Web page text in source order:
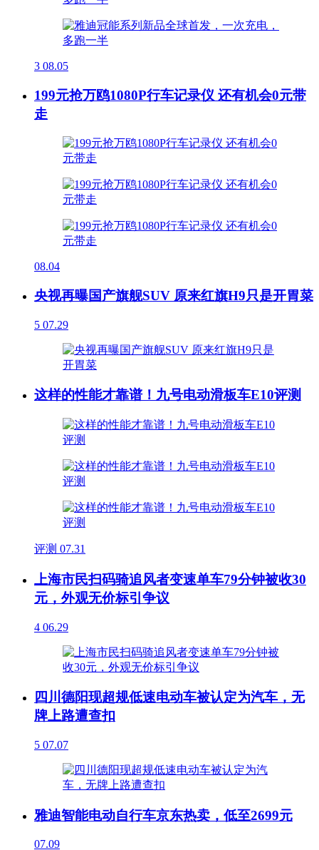
3 08.05
199元抢万鸥1080P行车记录仪 还有机会0元带
走
08.04
央视再曝国产旗舰SUV 原来红旗H9只是开胃菜
5 07.29
这样的性能才靠谱！九号电动滑板车E10评测
评测 07.31
上海市民扫码骑追风者变速单车79分钟被收30
元，外观无价标引争议
4 06.29
四川德阳现超规低速电动车被认定为汽车，无
牌上路遭查扣
5 07.07
雅迪智能电动自行车京东热卖，低至2699元
07.09